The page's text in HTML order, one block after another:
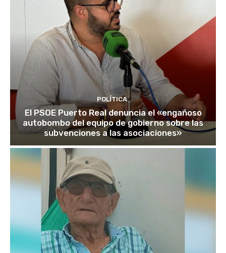
POLÍTICA
El PSOE Puerto Real denuncia el «engañoso
autobombo del equipo de gobierno sobre las
subvenciones a las asociaciones»